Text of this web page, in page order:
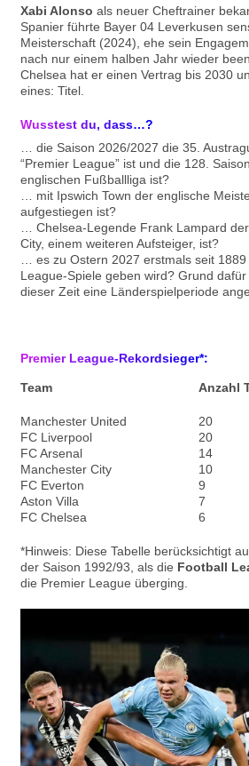
Xabi Alonso als neuer Cheftrainer
Spanier führte Bayer 04 Leverkusen
Meisterschaft (2024), ehe sein
nach nur einem halben Jahr wieder
Chelsea hat er einen Vertrag bis 2030
eines: Titel.
Wusstest du, dass…?
… die Saison 2026/2027 die 35.
“Premier League” ist und die 128.
englischen Fußballliga ist?
… mit Ipswich Town der englische
aufgestiegen ist?
… Chelsea-Legende Frank Lampard
City, einem weiteren Aufsteiger, ist?
… es zu Ostern 2027 erstmals seit 1889
League-Spiele geben wird? Grund
dieser Zeit eine Länderspielperiode
Premier League-Rekordsieger*:
Team
Manchester United
FC Liverpool
FC Arsenal
Manchester City
FC Everton
Aston Villa
FC Chelsea
Anzahl
20
20
14
10
9
7
6
*Hinweis: Diese Tabelle berücksichtigt
der Saison 1992/93, als die Football
die Premier League überging.